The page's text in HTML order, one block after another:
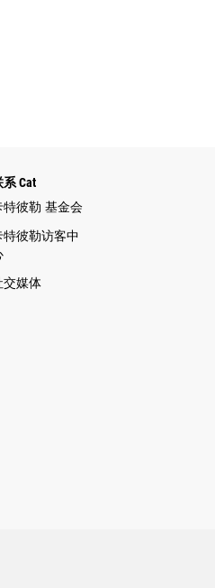
系 Cat
特彼勒 基金会
特彼勒访客中
交媒体